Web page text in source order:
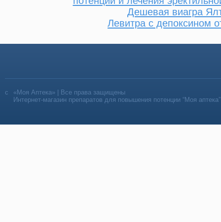
Дешевая виагра
Левитра с депоксином
«Моя Аптека» | Все права защищены
Интернет-магазин препаратов для повышения потенции “Моя